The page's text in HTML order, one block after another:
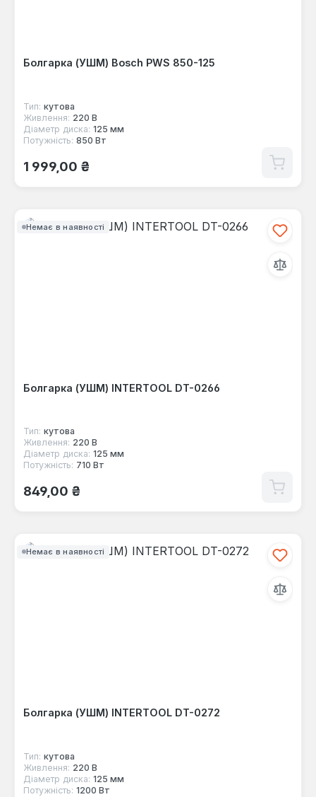
Болгарка (УШМ) Bosch PWS 850-125
Тип: кутова
Живлення: 220 В
Діаметр диска: 125 мм
Потужність: 850 Вт
Звичайна ціна:
1 999,00 ₴
Немає в наявності
Болгарка (УШМ) INTERTOOL DT-0266
Тип: кутова
Живлення: 220 В
Діаметр диска: 125 мм
Потужність: 710 Вт
Звичайна ціна:
849,00 ₴
Немає в наявності
Болгарка (УШМ) INTERTOOL DT-0272
Тип: кутова
Живлення: 220 В
Діаметр диска: 125 мм
Потужність: 1200 Вт